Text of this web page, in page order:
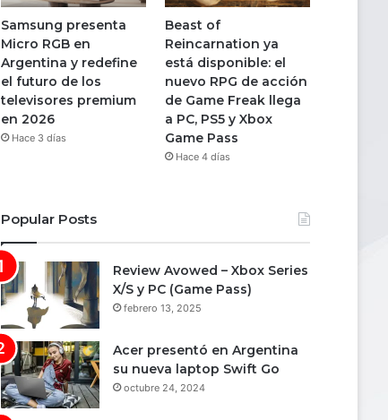
Samsung presenta
Micro RGB en
Argentina y redefine
el futuro de los
televisores premium
en 2026
Hace 3 días
Beast of
Reincarnation ya
está disponible: el
nuevo RPG de acción
de Game Freak llega
a PC, PS5 y Xbox
Game Pass
Hace 4 días
Popular Posts
Review Avowed – Xbox Series
X/S y PC (Game Pass)
febrero 13, 2025
Acer presentó en Argentina
su nueva laptop Swift Go
octubre 24, 2024